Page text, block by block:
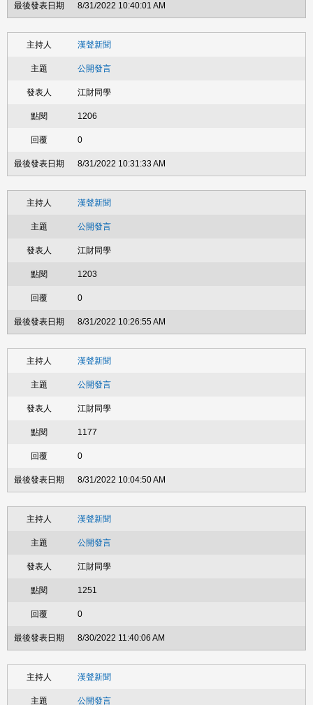
8/31/2022 10:40:01 AM
漢聲新聞
公開發言
江財同學
1206
0
8/31/2022 10:31:33 AM
漢聲新聞
公開發言
江財同學
1203
0
8/31/2022 10:26:55 AM
漢聲新聞
公開發言
江財同學
1177
0
8/31/2022 10:04:50 AM
漢聲新聞
公開發言
江財同學
1251
0
8/30/2022 11:40:06 AM
漢聲新聞
公開發言